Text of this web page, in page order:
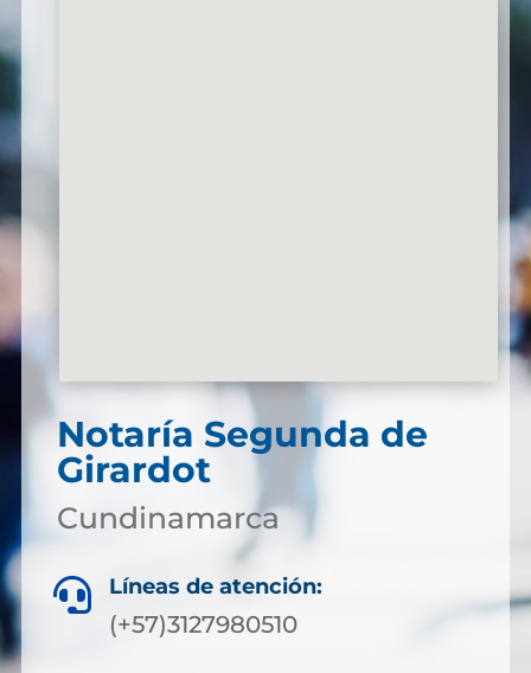
Notaría Segunda de
Girardot
Cundinamarca
 Líneas de atención:
(+57)3127980510